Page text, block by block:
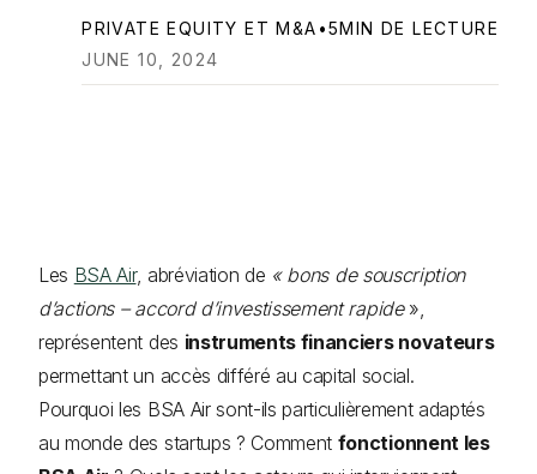
PRIVATE EQUITY ET M&A •5MIN DE LECTURE
JUNE 10, 2024
Les BSA Air, abréviation de « bons de souscription
d’actions – accord d’investissement rapide»,
représentent des instruments financiers novateurs
permettant un accès différé au capital social.
Pourquoi les BSA Air sont-ils particulièrement adaptés
au monde des startups ? Comment fonctionnent les